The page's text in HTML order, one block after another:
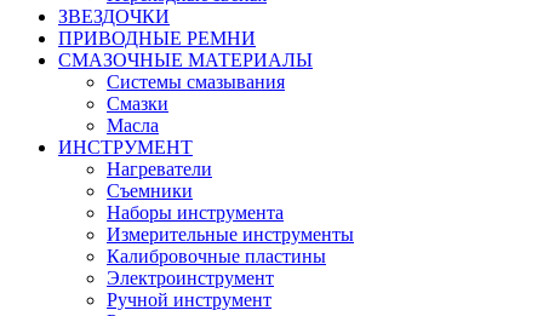
ЗВЕЗДОЧКИ
ПРИВОДНЫЕ РЕМНИ
СМАЗОЧНЫЕ МАТЕРИАЛЫ
Системы смазывания
Смазки
Масла
ИНСТРУМЕНТ
Нагреватели
Съемники
Наборы инструмента
Измерительные инструменты
Калибровочные пластины
Электроинструмент
Ручной инструмент